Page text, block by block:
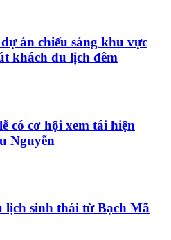
án chiếu sáng khu vực
khách du lịch đêm
có cơ hội xem tái hiện
Nguyễn
sinh thái từ Bạch Mã